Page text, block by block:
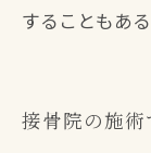
することもあ
接骨院の施術